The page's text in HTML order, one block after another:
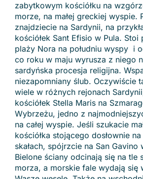
zabytkowym kościółku na
morze, na małej greckiej wyspie.
znajdziecie na Sardynii, na
kościółek Sant Efisio w Pula.
plaży Nora na południu wyspy i
co roku w maju wyrusza z niego
sardyńska procesja religijna.
niezapomniany ślub. Oczywiście
wiele w różnych rejonach
kościółek Stella Maris na
Wybrzeżu, jedno z
na całej wyspie. Jeśli szukacie
kościółka stojącego dosłownie
skałach, spójrzcie na San Gavino
Bielone ściany odcinają się na tle
morza, a morskie fale wydają się